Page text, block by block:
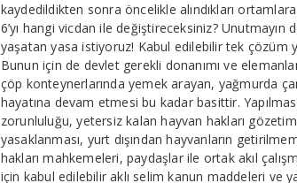
kaydedildikten sonra öncelikle alındıkları
6’yı hangi vicdan ile değiştireceksiniz?
yaşatan yasa istiyoruz! Kabul edilebilir tek çözüm
Bunun için de devlet gerekli donanımı ve
çöp konteynerlarında yemek arayan, yağmurda
hayatına devam etmesi bu kadar basittir.
zorunluluğu, yetersiz kalan hayvan hakları
yasaklanması, yurt dışından hayvanların
hakları mahkemeleri, paydaşlar ile ortak akıl
için kabul edilebilir aklı selim kanun maddeleri ve